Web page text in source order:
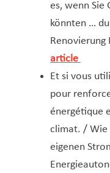
es, wenn Sie
könnten …
Renovierung
article
Et si vous
pour
énergétique
climat. / Wie
eigenen